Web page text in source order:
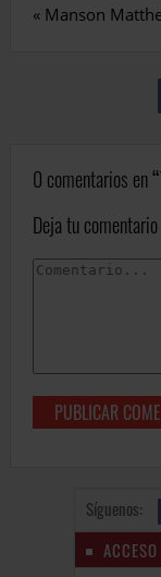
« Manson Matthew Bellamy Dr-1
0 comentarios en
Deja tu comentario
Síguenos: